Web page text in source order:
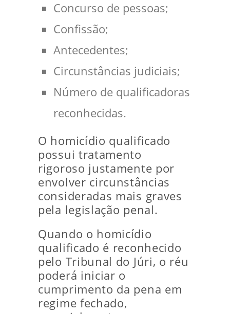
Concurso de pessoas;
Confissão;
Antecedentes;
Circunstâncias judiciais;
Número de qualificadoras
reconhecidas.
O homicídio qualificado
possui tratamento
rigoroso justamente por
envolver circunstâncias
consideradas mais graves
pela legislação penal.
Quando o homicídio
qualificado é reconhecido
pelo Tribunal do Júri, o réu
poderá iniciar o
cumprimento da pena em
regime fechado,